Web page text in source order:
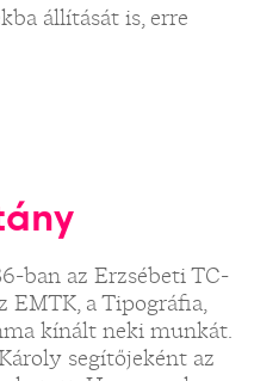
állítását is, erre
ban az Erzsébeti TC-
EMTK, a Tipográfia,
kínált neki munkát.
segítőjeként az